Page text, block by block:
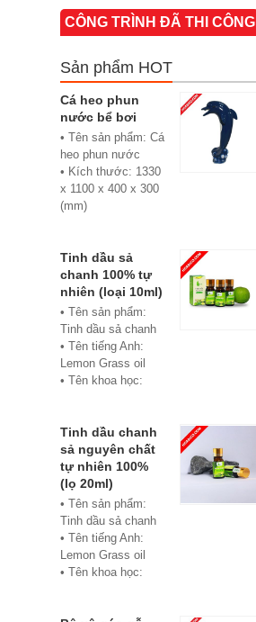
CÔNG TRÌNH ĐÃ THI CÔNG
Sản phẩm HOT
Cá heo phun
nước bể bơi
• Tên sản phẩm: Cá
heo phun nước
• Kích thước: 1330
x 1100 x 400 x 300
(mm)
Composite
• Phân phối:
Hoabico
Tinh dầu sả
chanh 100% tự
nhiên (loại 10ml)
• Tên sản phẩm:
Tinh dầu sả chanh
• Tên tiếng Anh:
Lemon Grass oil
• Tên khoa học:
• Chủng loại: Thiết
bị xông hơi
• Thành phần chiết
xuất: lá
• Phương pháp
chiết xuất: Chưng
cất hơi nước
• Hình thức: Chất
lỏng
Tinh dầu chanh
sả nguyên chất
tự nhiên 100%
(lọ 20ml)
• Tên sản phẩm:
Tinh dầu sả chanh
• Tên tiếng Anh:
Lemon Grass oil
• Tên khoa học: